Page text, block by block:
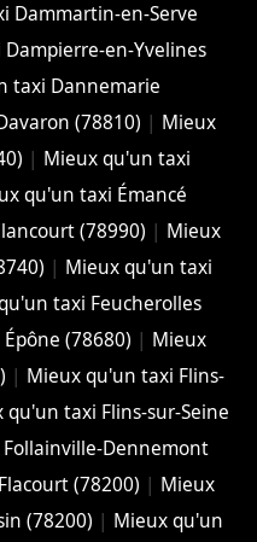
Dammartin-en-Serve
en-Yvelines
taxi Dannemarie
(78810) | Mieux
| Mieux qu'un taxi
qu'un taxi Émancé
(78990) | Mieux
| Mieux qu'un taxi
taxi Feucherolles
(78680) | Mieux
| Mieux qu'un taxi Flins-
qu'un taxi Flins-sur-Seine
Dennemont
(78200) | Mieux
(78200) | Mieux qu'un